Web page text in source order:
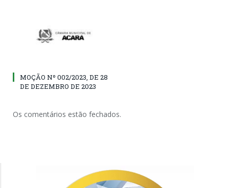
MOÇÃO Nº 002/2023, DE 28
DE DEZEMBRO DE 2023
Os comentários estão fechados.